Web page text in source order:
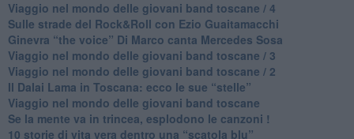
Viaggio nel mondo delle giovani band toscane / 4
Sulle strade del Rock&Roll con Ezio Guaitamacchi
​Ginevra “the voice” Di Marco canta Mercedes Sosa
Viaggio nel mondo delle giovani band toscane / 3
​Viaggio nel mondo delle giovani band toscane / 2
Il Dalai Lama in Toscana: ecco le sue “stelle”
Viaggio nel mondo delle giovani band toscane
Se la mente va in trincea, esplodono le canzoni !
​10 storie di vita vera dentro una “scatola blu”